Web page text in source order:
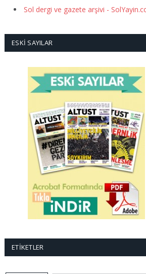
Sol dergi ve gazete arşivi -
ESKI SAYILAR
ETIKETLER